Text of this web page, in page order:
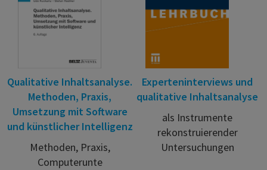
Qualitative Inhaltsanalyse.
Methoden, Praxis,
Umsetzung mit Software
und künstlicher Intelligenz
Methoden, Praxis,
Computerunte
Experteninterviews und
qualitative Inhaltsanalyse
als Instrumente
rekonstruierender
Untersuchungen